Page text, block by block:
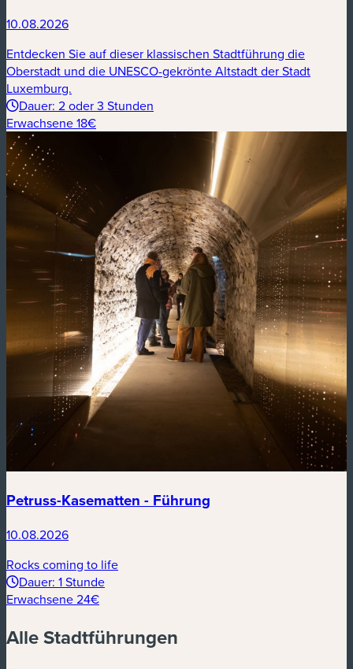
10.08.2026
Entdecken Sie auf dieser klassischen Stadtführung die
Oberstadt und die UNESCO-gekrönte Altstadt der Stadt
Luxemburg.
Dauer: 2 oder 3 Stunden
Erwachsene 18€
Petruss-Kasematten - Führung
10.08.2026
Rocks coming to life
Dauer: 1 Stunde
Erwachsene 24€
Alle Stadtführungen